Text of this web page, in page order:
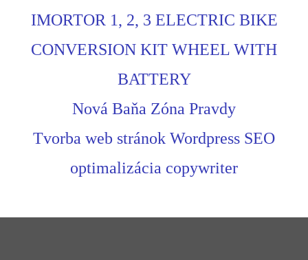
IMORTOR 1, 2, 3 ELECTRIC BIKE
CONVERSION KIT WHEEL WITH
BATTERY
Nová Baňa Zóna Pravdy
Tvorba web stránok Wordpress SEO
optimalizácia copywriter